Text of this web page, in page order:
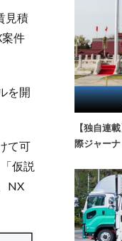
見積
件
を開
て可
仮説
NX
【独自連
際ジャー